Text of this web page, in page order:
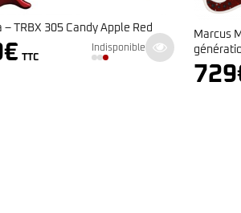
– TRBX 305 Candy Apple Red
€ TTC
Indisponible
Marcus
729